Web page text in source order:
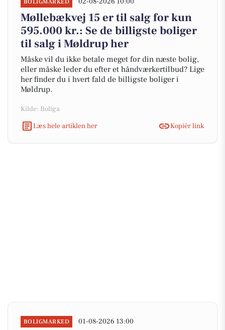
BOLIGMARKED
Møllebækvej 15 er til salg for kun
595.000 kr.: Se de billigste boliger
til salg i Møldrup her
Måske vil du ikke betale meget for din næste bolig,
eller måske leder du efter et håndværkertilbud? Lige
her finder du i hvert fald de billigste boliger i
Møldrup.
Kilde: Boliga
Læs hele artiklen her
Kopiér link
BOLIGMARKED 01-08-2026 13:00